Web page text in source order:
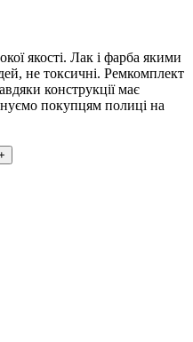
якості. Лак і фарба якими
не токсичні. Ремкомплект
конструкції має
покупцям полиці на